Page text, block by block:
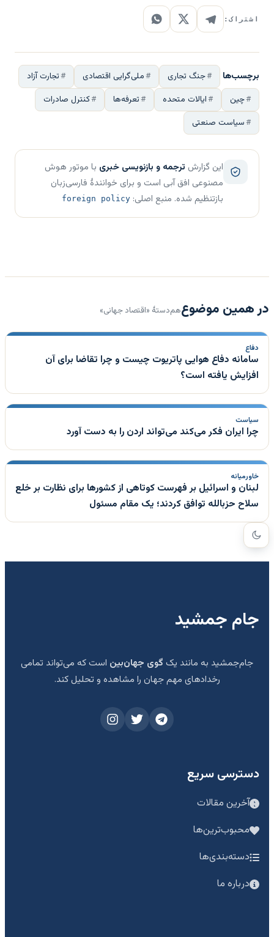
اشتراک:
برچسب‌ها جنگ تجاری ملی‌گرایی اقتصادی
تجارت آزاد
چین
ایالات متحده تعرفه‌ها
کنترل صادرات
سیاست صنعتی
این گزارش ترجمه و بازنویسی خبری با موتور هوش
مصنوعی افق آبی است و برای خوانندهٔ فارسی‌زبان
بازتنظیم شده. منبع اصلی: foreign policy
در همین موضوعهم‌دستهٔ «اقتصاد جهانی»
دفاع
سامانه دفاع هوایی پاتریوت چیست و چرا تقاضا برای آن
افزایش یافته است؟
سیاست
چرا ایران فکر می‌کند می‌تواند اردن را به دست آورد
خاورمیانه
لبنان و اسرائیل بر فهرست کوتاهی از کشورها برای نظارت بر خلع
سلاح حزبالله توافق کردند؛ یک مقام مسئول
جام جمشید
جام‌جمشید به مانند یک گوی جهان‌بین است که می‌تواند تمامی
رخدادهای مهم جهان را مشاهده و تحلیل کند.
دسترسی سریع
آخرین مقالات
محبوب‌ترین‌ها
دسته‌بندی‌ها
درباره ما